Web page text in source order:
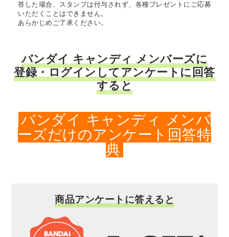
答した場合、スタンプは付与されず、各種プレゼントにご応募
いただくことはできません。
あらかじめご了承ください。
バンダイ キャンディ メンバーズに
登録・ログインしてアンケートに回答
すると
バンダイ キャンディ メンバ
ーズだけのアンケート回答特
典
商品アンケートに答えると